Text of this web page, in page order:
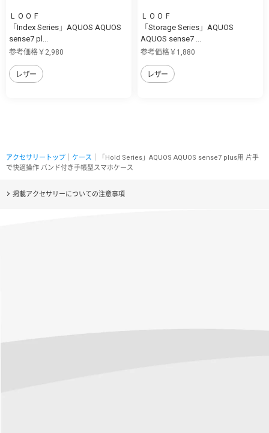
ＬＯＯＦ
「Index Series」AQUOS AQUOS
sense7 pl...
参考価格￥2,980
レザー
ＬＯＯＦ
「Storage Series」AQUOS
AQUOS sense7 ...
参考価格￥1,880
レザー
アクセサリートップ ケース ｜「Hold Series」AQUOS AQUOS sense7 plus用 片手
で快適操作 バンド付き手帳型スマホケース
掲載アクセサリーについての注意事項